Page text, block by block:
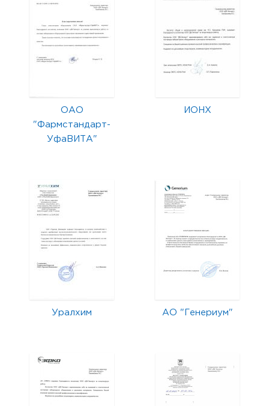
ОАО
"Фармстандарт-
УфаВИТА"
ИОНХ
Уралхим АО "Генериум"